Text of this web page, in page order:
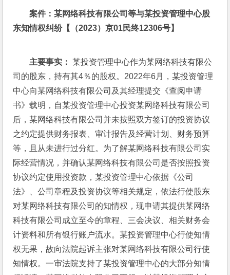
案件：某网络科技有限公司等与某投资管理中心股
东知情权纠纷【（2023）京01民终12306号】
主要事实：
某投资管理中心作为某网络科技有限公
司的股东，持有其4％的股权。2022年6月，某投资管理
中心向某网络科技有限公司及其经理提交《查阅申请
书》载明，自某投资管理中心投资某网络科技有限公司
后，某网络科技有限公司并未按照双方签订的投资协议
之约定提供财务报表、审计报告及经营计划、财务预算
等，且从未进行过分红。为了解某网络科技有限公司实
际经营情况，并确认某网络科技有限公司是否按照投资
协议约定使用投资款，某投资管理中心依据《公司
法》、公司章程及投资协议等相关规定，依法行使股东
对某网络科技有限公司的知情权，现申请其提供某网络
科技有限公司成立至今的章程、三会决议、相关财务会
计资料和所有银行账户流水。某投资管理中心行使知情
权无果，故向法院起诉主张对某网络科技有限公司行使
知情权。一审法院支持了某投资管理中心的大部分知情